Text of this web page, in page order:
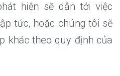
hiện sẽ dẫn tới việc
tức, hoặc chúng tôi sẽ
khác theo quy định của